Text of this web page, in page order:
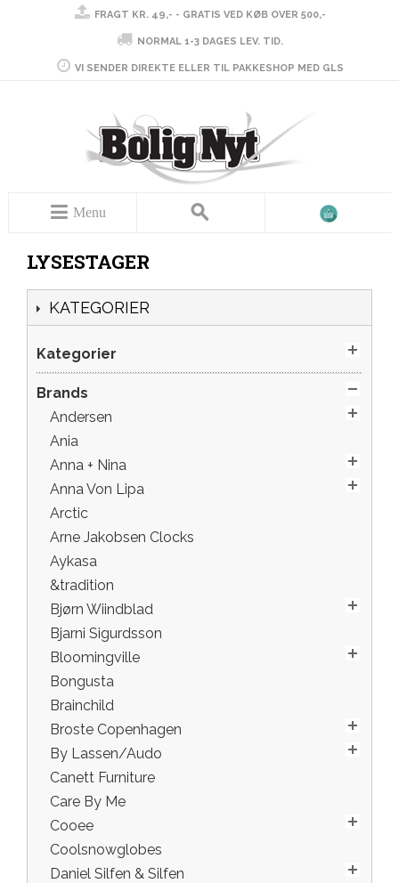
FRAGT KR. 49,- - GRATIS VED KØB OVER 500,-
NORMAL 1-3 DAGES LEV. TID.
VI SENDER DIREKTE ELLER TIL PAKKESHOP MED GLS
Menu
LYSESTAGER
KATEGORIER
Kategorier
Brands
Andersen
Ania
Anna + Nina
Anna Von Lipa
Arctic
Arne Jakobsen Clocks
Aykasa
&tradition
Bjørn Wiindblad
Bjarni Sigurdsson
Bloomingville
Bongusta
Brainchild
Broste Copenhagen
By Lassen/Audo
Canett Furniture
Care By Me
Cooee
Coolsnowglobes
Daniel Silfen & Silfen